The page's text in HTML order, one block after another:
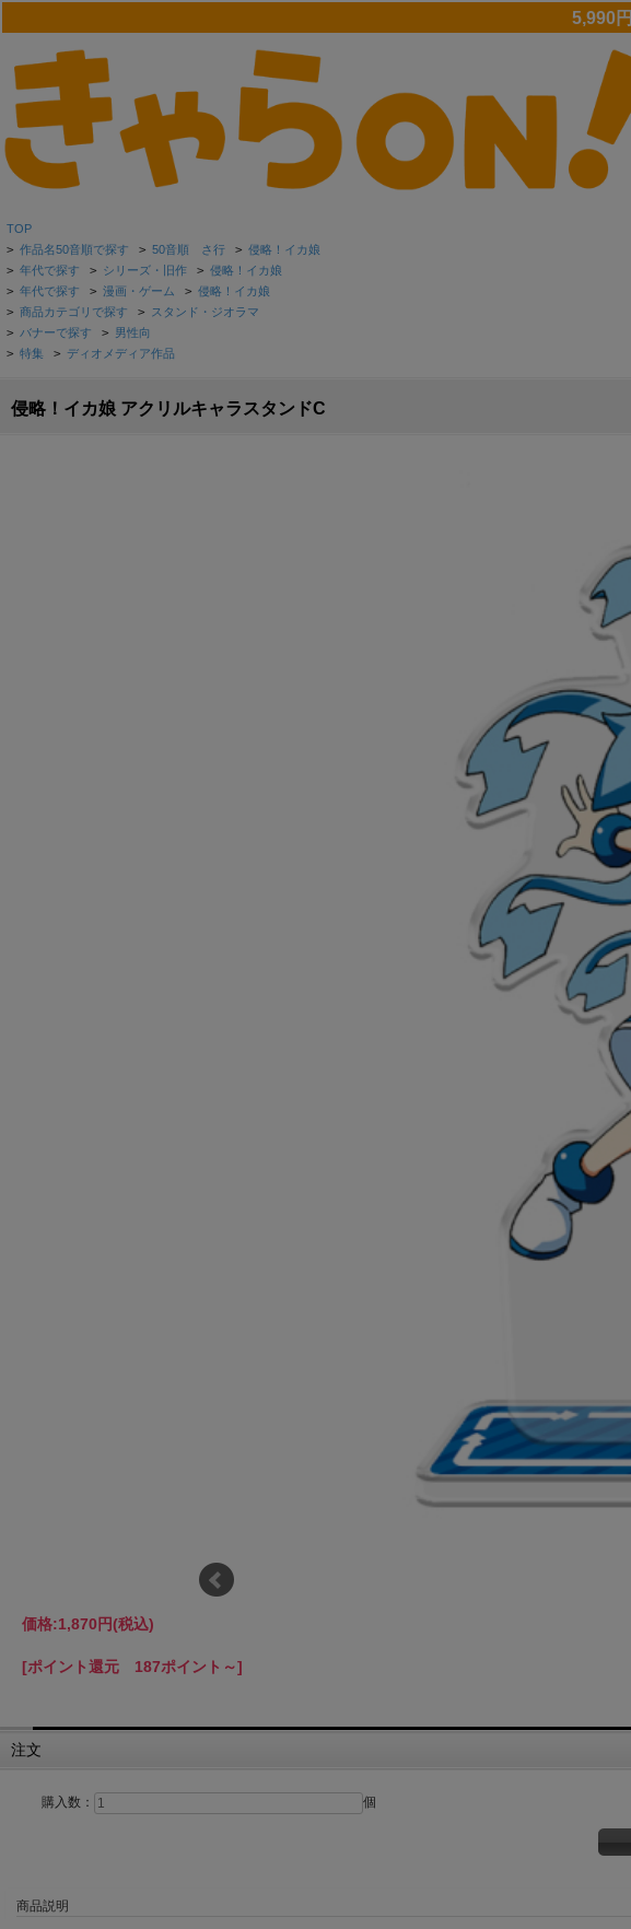
5,990円
TOP
> 作品名50音順で探す > 50音順 さ行 > 侵略！イカ娘
> 年代で探す > シリーズ・旧作 > 侵略！イカ娘
> 年代で探す > 漫画・ゲーム > 侵略！イカ娘
> 商品カテゴリで探す > スタンド・ジオラマ
> バナーで探す > 男性向
> 特集 > ディオメディア作品
侵略！イカ娘 アクリルキャラスタンドC
価格:1,870円(税込)
[ポイント還元 187ポイント～]
注文
購入数： 個
商品説明